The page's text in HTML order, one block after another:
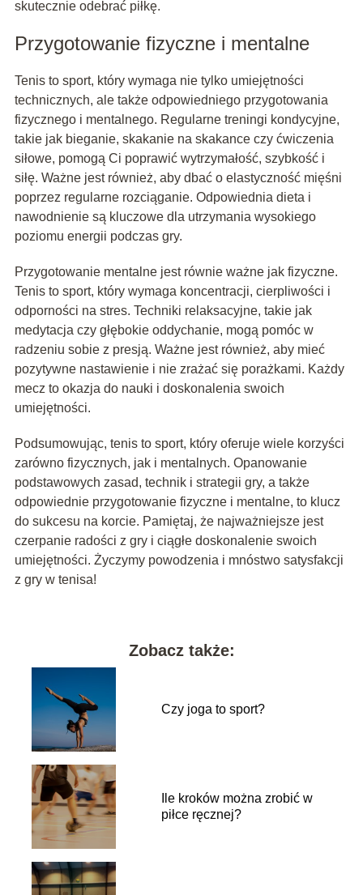
skutecznie odebrać piłkę.
Przygotowanie fizyczne i mentalne
Tenis to sport, który wymaga nie tylko umiejętności
technicznych, ale także odpowiedniego przygotowania
fizycznego i mentalnego. Regularne treningi kondycyjne,
takie jak bieganie, skakanie na skakance czy ćwiczenia
siłowe, pomogą Ci poprawić wytrzymałość, szybkość i
siłę. Ważne jest również, aby dbać o elastyczność mięśni
poprzez regularne rozciąganie. Odpowiednia dieta i
nawodnienie są kluczowe dla utrzymania wysokiego
poziomu energii podczas gry.
Przygotowanie mentalne jest równie ważne jak fizyczne.
Tenis to sport, który wymaga koncentracji, cierpliwości i
odporności na stres. Techniki relaksacyjne, takie jak
medytacja czy głębokie oddychanie, mogą pomóc w
radzeniu sobie z presją. Ważne jest również, aby mieć
pozytywne nastawienie i nie zrażać się porażkami. Każdy
mecz to okazja do nauki i doskonalenia swoich
umiejętności.
Podsumowując, tenis to sport, który oferuje wiele korzyści
zarówno fizycznych, jak i mentalnych. Opanowanie
podstawowych zasad, technik i strategii gry, a także
odpowiednie przygotowanie fizyczne i mentalne, to klucz
do sukcesu na korcie. Pamiętaj, że najważniejsze jest
czerpanie radości z gry i ciągłe doskonalenie swoich
umiejętności. Życzymy powodzenia i mnóstwo satysfakcji
z gry w tenisa!
Zobacz także:
Czy joga to sport?
Ile kroków można zrobić w
piłce ręcznej?